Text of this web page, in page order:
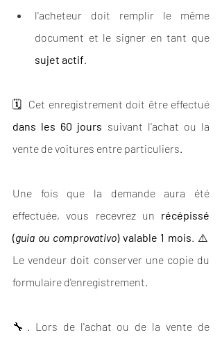
l'acheteur doit remplir le même
sujet actif
dans les 60 jours suivant l'achat ou la
vente de voitures entre particuliers.
Une fois que la demande aura été
effectuée, vous recevrez un récépissé
(guia ou comprovativo) valable 1 mois . ⚠️
Le vendeur doit conserver une copie du
formulaire d'enregistrement.
🔧. Lors de l'achat ou de la vente de